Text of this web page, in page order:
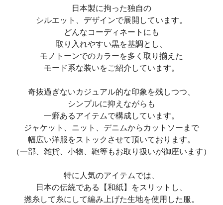
日本製に拘った独自の
シルエット、デザインで展開しています。
どんなコーディネートにも
取り入れやすい黒を基調とし、
モノトーンでのカラーを多く取り揃えた
モード系な装いをご紹介しています。
奇抜過ぎないカジュアル的な印象を残しつつ、
シンプルに抑えながらも
一癖あるアイテムで構成しています。
ジャケット、ニット、デニムからカットソーまで
幅広い洋服をストックさせて頂いております。
（一部、雑貨、小物、鞄等もお取り扱いが御座います）
特に人気のアイテムでは、
日本の伝統である【和紙】をスリットし、
撚糸して糸にして編み上げた生地を使用した服。